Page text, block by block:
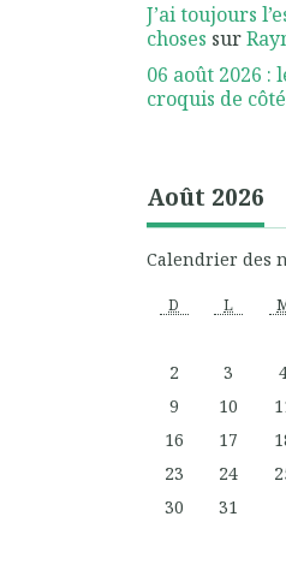
J’ai toujours
choses sur
06 août 2026 :
croquis de côté
Août 2026
Calendrier des
D L
2
3
9
10
16
17
23
24
30
31